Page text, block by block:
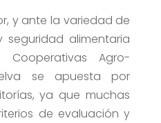
y ante la variedad de
alimentaria
Cooperativas Agro-
se apuesta por
ya que muchas
de evaluación y